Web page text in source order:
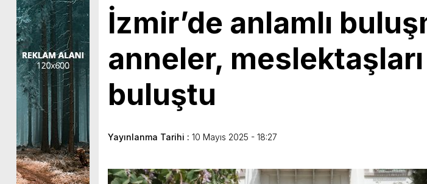
İzmir’de anlamlı
anneler,
buluştu
Yayınlanma Tarihi : 10 Mayıs 2025 - 18:27